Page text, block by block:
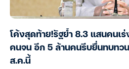
โค้งสุดท้าย!รัฐย้ำ 8.3 แสนคนเ
คนจน อีก 5 ล้านคนรีบยื่นทบทว
ส.ค.นี้